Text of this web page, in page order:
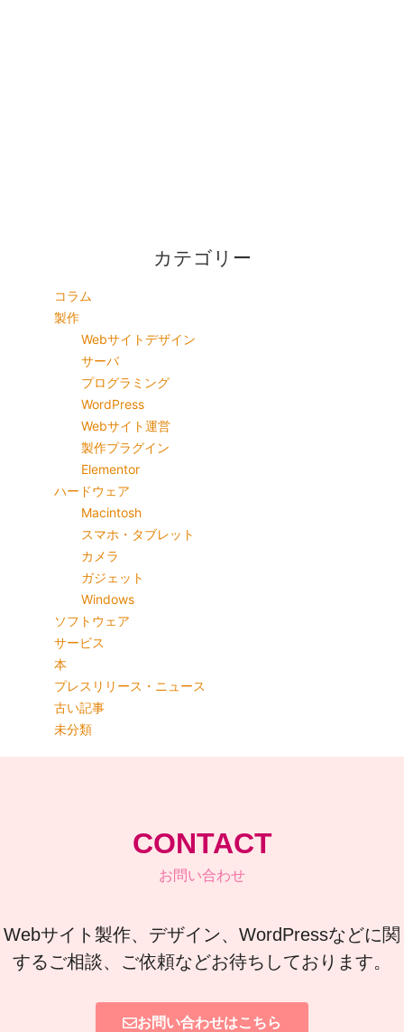
カテゴリー
コラム
製作
Webサイトデザイン
サーバ
プログラミング
WordPress
Webサイト運営
製作プラグイン
Elementor
ハードウェア
Macintosh
スマホ・タブレット
カメラ
ガジェット
Windows
ソフトウェア
サービス
本
プレスリリース・ニュース
古い記事
未分類
CONTACT
お問い合わせ
Webサイト製作、デザイン、WordPressなどに関
するご相談、ご依頼などお待ちしております。
お問い合わせはこちら